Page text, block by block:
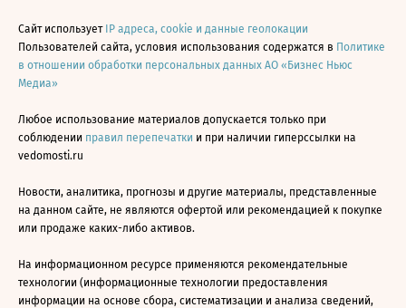
Сайт использует IP адреса, cookie и данные геолокации
Пользователей сайта, условия использования содержатся в Политике
в отношении обработки персональных данных АО «Бизнес Ньюс
Медиа»
Любое использование материалов допускается только при
соблюдении правил перепечатки и при наличии гиперссылки на
vedomosti.ru
Новости, аналитика, прогнозы и другие материалы, представленные
на данном сайте, не являются офертой или рекомендацией к покупке
или продаже каких-либо активов.
На информационном ресурсе применяются рекомендательные
технологии (информационные технологии предоставления
информации на основе сбора, систематизации и анализа сведений,